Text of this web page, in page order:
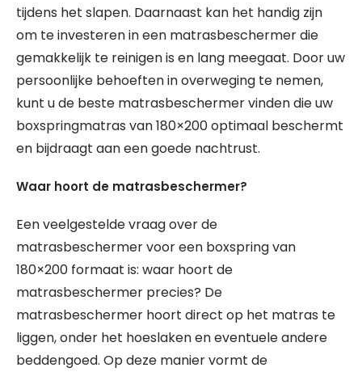
tijdens het slapen. Daarnaast kan het handig zijn
om te investeren in een matrasbeschermer die
gemakkelijk te reinigen is en lang meegaat. Door uw
persoonlijke behoeften in overweging te nemen,
kunt u de beste matrasbeschermer vinden die uw
boxspringmatras van 180×200 optimaal beschermt
en bijdraagt aan een goede nachtrust.
Waar hoort de matrasbeschermer?
Een veelgestelde vraag over de
matrasbeschermer voor een boxspring van
180×200 formaat is: waar hoort de
matrasbeschermer precies? De
matrasbeschermer hoort direct op het matras te
liggen, onder het hoeslaken en eventuele andere
beddengoed. Op deze manier vormt de